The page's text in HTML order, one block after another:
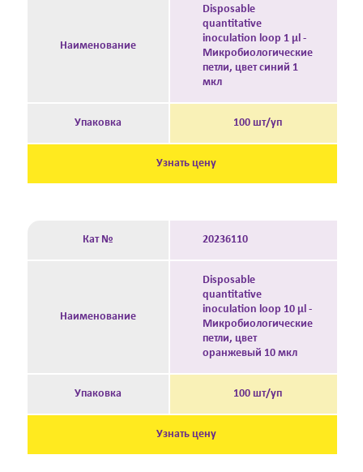
Наименование
Disposable
quantitative
inoculation loop 1 μl -
Микробиологические
петли, цвет синий 1
мкл
Упаковка 100 шт/уп
Узнать цену
Кат № 20236110
Наименование
Disposable
quantitative
inoculation loop 10 μl -
Микробиологические
петли, цвет
оранжевый 10 мкл
Упаковка 100 шт/уп
Узнать цену